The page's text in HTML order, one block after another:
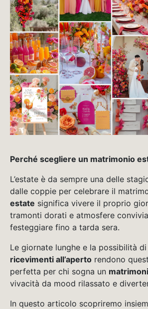
Perché scegliere un matrimonio
L’estate è da sempre una delle
dalle coppie per celebrare il
estate significa vivere il proprio
tramonti dorati e atmosfere
festeggiare fino a tarda sera.
Le giornate lunghe e la possibilità di
ricevimenti all’aperto rendono
perfetta per chi sogna un
vivacità da mood rilassato e
In questo articolo scopriremo